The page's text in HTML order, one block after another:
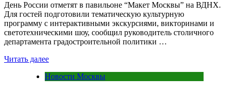
День России отметят в павильоне “Макет Москвы” на ВДНХ.
Для гостей подготовили тематическую культурную
программу с интерактивными экскурсиями, викторинами и
светотехническими шоу, сообщил руководитель столичного
департамента градостроительной политики …
Читать далее
Новости Москвы